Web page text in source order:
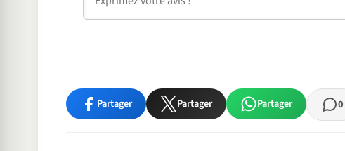
Partager Partager Partager 0